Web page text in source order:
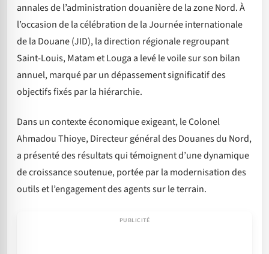
annales de l’administration douanière de la zone Nord. À
l’occasion de la célébration de la Journée internationale
de la Douane (JID), la direction régionale regroupant
Saint-Louis, Matam et Louga a levé le voile sur son bilan
annuel, marqué par un dépassement significatif des
objectifs fixés par la hiérarchie.
Dans un contexte économique exigeant, le Colonel
Ahmadou Thioye, Directeur général des Douanes du Nord,
a présenté des résultats qui témoignent d’une dynamique
de croissance soutenue, portée par la modernisation des
outils et l’engagement des agents sur le terrain.